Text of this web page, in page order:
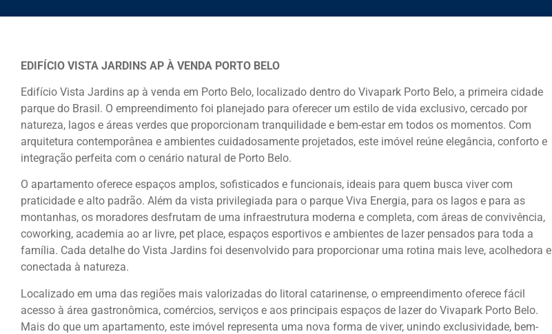
EDIFÍCIO VISTA JARDINS AP À VENDA PORTO BELO
Edifício Vista Jardins ap à venda em Porto Belo, localizado dentro do Vivapark Porto Belo, a primeira cidade
parque do Brasil. O empreendimento foi planejado para oferecer um estilo de vida exclusivo, cercado por
natureza, lagos e áreas verdes que proporcionam tranquilidade e bem-estar em todos os momentos. Com
arquitetura contemporânea e ambientes cuidadosamente projetados, este imóvel reúne elegância, conforto e
integração perfeita com o cenário natural de Porto Belo.
O apartamento oferece espaços amplos, sofisticados e funcionais, ideais para quem busca viver com
praticidade e alto padrão. Além da vista privilegiada para o parque Viva Energia, para os lagos e para as
montanhas, os moradores desfrutam de uma infraestrutura moderna e completa, com áreas de convivência,
coworking, academia ao ar livre, pet place, espaços esportivos e ambientes de lazer pensados para toda a
família. Cada detalhe do Vista Jardins foi desenvolvido para proporcionar uma rotina mais leve, acolhedora e
conectada à natureza.
Localizado em uma das regiões mais valorizadas do litoral catarinense, o empreendimento oferece fácil
acesso à área gastronômica, comércios, serviços e aos principais espaços de lazer do Vivapark Porto Belo.
Mais do que um apartamento, este imóvel representa uma nova forma de viver, unindo exclusividade, bem-